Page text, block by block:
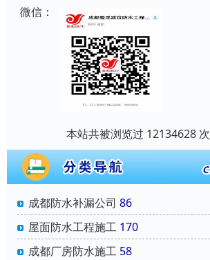
微信：
本站共被浏览过 12134628 次
成都防水补漏公司 86
屋面防水工程施工 170
成都厂房防水施工 58